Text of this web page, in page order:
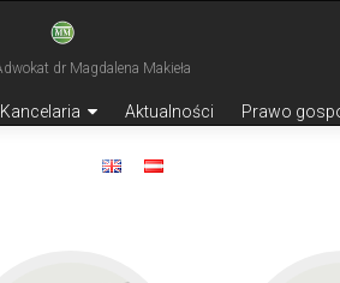
Kancelaria Aktualności Prawo